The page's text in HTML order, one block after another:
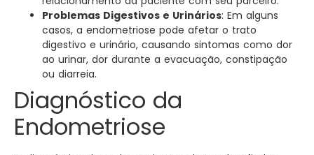
Problemas Digestivos e Urinários: Em alguns
casos, a endometriose pode afetar o trato
digestivo e urinário, causando sintomas como dor
ao urinar, dor durante a evacuação, constipação
ou diarreia.
Diagnóstico da
Endometriose